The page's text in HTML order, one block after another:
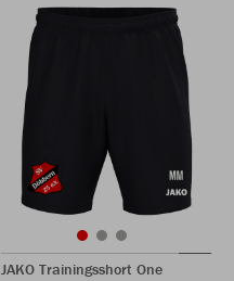
JAKO Trainingsshort One